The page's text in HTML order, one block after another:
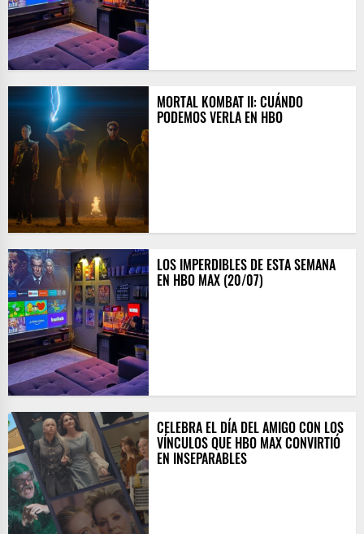
MORTAL KOMBAT II: CUÁNDO
PODEMOS VERLA EN HBO
LOS IMPERDIBLES DE ESTA SEMANA
EN HBO MAX (20/07)
CELEBRA EL DÍA DEL AMIGO CON LOS
VÍNCULOS QUE HBO MAX CONVIRTIÓ
EN INSEPARABLES